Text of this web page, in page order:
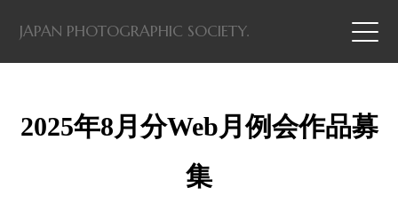
JAPAN PHOTOGRAPHIC SOCIETY.
2025年8月分Web月例会作品募
集